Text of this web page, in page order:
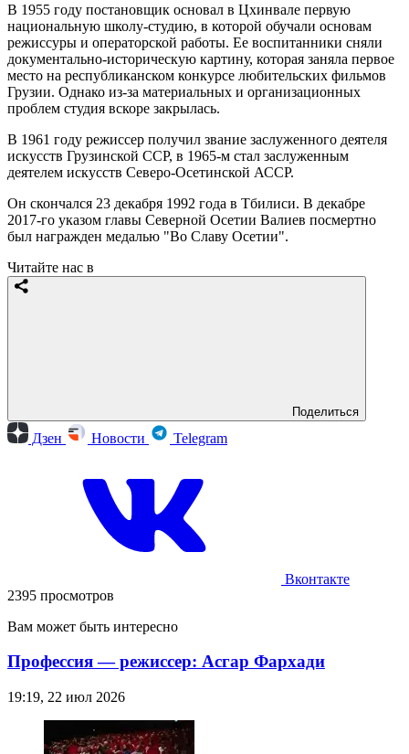
В 1955 году постановщик основал в Цхинвале первую
национальную школу-студию, в которой обучали основам
режиссуры и операторской работы. Ее воспитанники сняли
документально-историческую картину, которая заняла первое
место на республиканском конкурсе любительских фильмов
Грузии. Однако из-за материальных и организационных
проблем студия вскоре закрылась.
В 1961 году режиссер получил звание заслуженного деятеля
искусств Грузинской ССР, в 1965-м стал заслуженным
деятелем искусств Северо-Осетинской АССР.
Он скончался 23 декабря 1992 года в Тбилиси. В декабре
2017-го указом главы Северной Осетии Валиев посмертно
был награжден медалью "Во Славу Осетии".
Читайте нас в
Поделиться
Дзен Новости Telegram
Вконтакте
2395 просмотров
Вам может быть интересно
Профессия — режиссер: Асгар Фархади
19:19, 22 июл 2026